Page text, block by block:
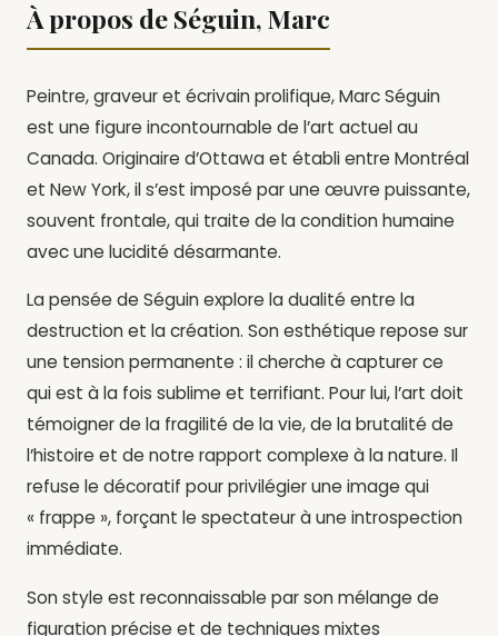
À propos de Séguin, Marc
Peintre, graveur et écrivain prolifique, Marc Séguin
est une figure incontournable de l’art actuel au
Canada. Originaire d’Ottawa et établi entre Montréal
et New York, il s’est imposé par une œuvre puissante,
souvent frontale, qui traite de la condition humaine
avec une lucidité désarmante.
La pensée de Séguin explore la dualité entre la
destruction et la création. Son esthétique repose sur
une tension permanente : il cherche à capturer ce
qui est à la fois sublime et terrifiant. Pour lui, l’art doit
témoigner de la fragilité de la vie, de la brutalité de
l’histoire et de notre rapport complexe à la nature. Il
refuse le décoratif pour privilégier une image qui
« frappe », forçant le spectateur à une introspection
immédiate.
Son style est reconnaissable par son mélange de
figuration précise et de techniques mixtes